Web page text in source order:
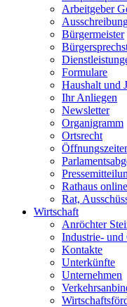
Arbeitgeber
Bürgermeister
Formulare
Haushalt und
Ihr Anliegen
Newsletter
Organigramm
Ortsrecht
Rathaus online
Rat,
Wirtschaft
Anröchter
Industrie- und
Kontakte
Unterkünfte
Unternehmen